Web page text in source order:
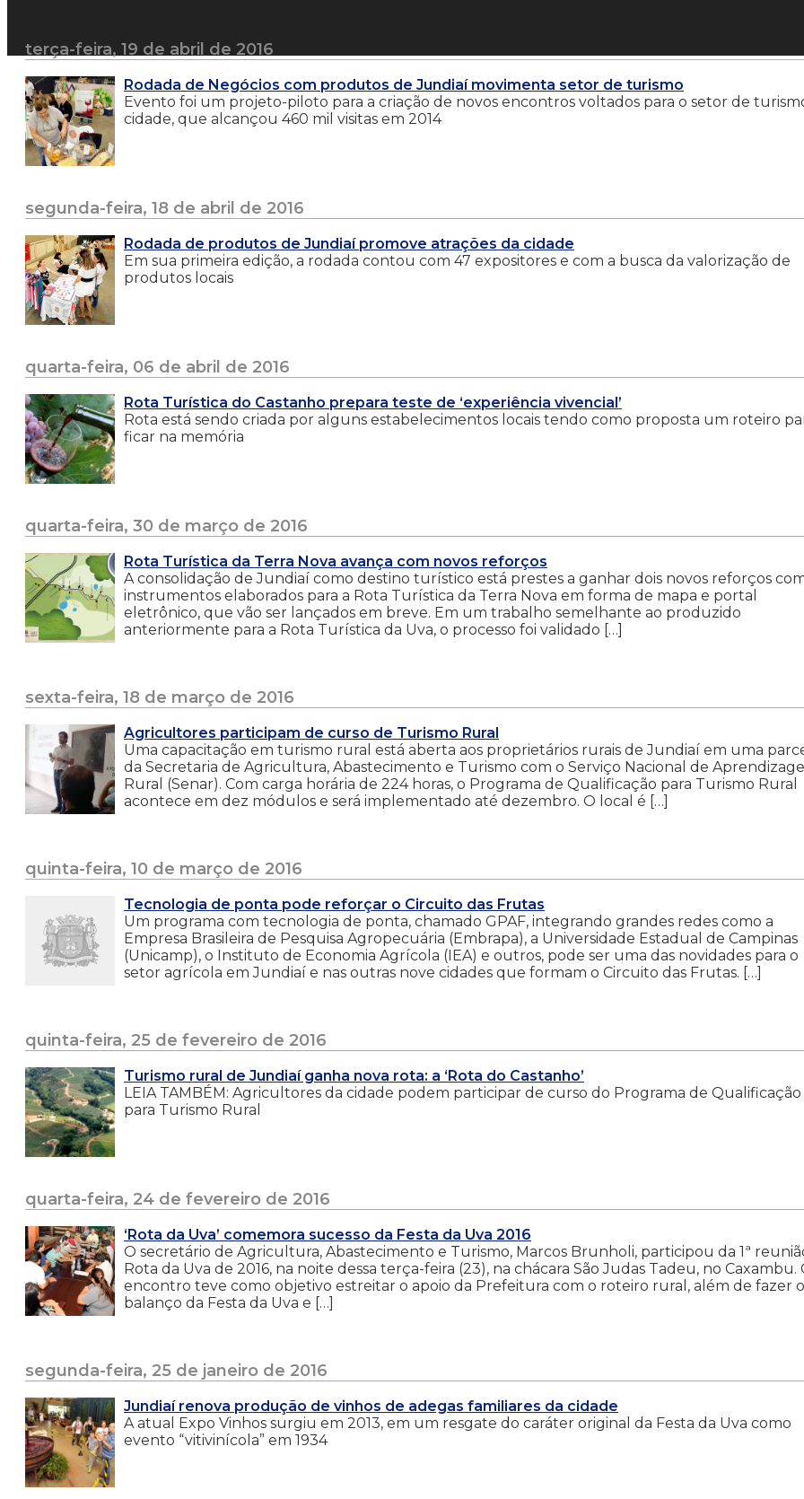
terça-feira, 19 de abril de 2016
Rodada de Negócios com produtos de Jundiaí movimenta setor de turismo
Evento foi um projeto-piloto para a criação de novos encontros voltados para o setor de
cidade, que alcançou 460 mil visitas em 2014
segunda-feira, 18 de abril de 2016
Rodada de produtos de Jundiaí promove atrações da cidade
Em sua primeira edição, a rodada contou com 47 expositores e com a busca da valorização de
produtos locais
quarta-feira, 06 de abril de 2016
Rota Turística do Castanho prepara teste de ‘experiência vivencial’
Rota está sendo criada por alguns estabelecimentos locais tendo como proposta um roteiro
ficar na memória
quarta-feira, 30 de março de 2016
Rota Turística da Terra Nova avança com novos reforços
A consolidação de Jundiaí como destino turístico está prestes a ganhar dois novos reforços
instrumentos elaborados para a Rota Turística da Terra Nova em forma de mapa e portal
eletrônico, que vão ser lançados em breve. Em um trabalho semelhante ao produzido
anteriormente para a Rota Turística da Uva, o processo foi validado […]
sexta-feira, 18 de março de 2016
Agricultores participam de curso de Turismo Rural
Uma capacitação em turismo rural está aberta aos proprietários rurais de Jundiaí em uma
da Secretaria de Agricultura, Abastecimento e Turismo com o Serviço Nacional de
Rural (Senar). Com carga horária de 224 horas, o Programa de Qualificação para Turismo Rural
acontece em dez módulos e será implementado até dezembro. O local é […]
quinta-feira, 10 de março de 2016
Tecnologia de ponta pode reforçar o Circuito das Frutas
Um programa com tecnologia de ponta, chamado GPAF, integrando grandes redes como a
Empresa Brasileira de Pesquisa Agropecuária (Embrapa), a Universidade Estadual de Campinas
(Unicamp), o Instituto de Economia Agrícola (IEA) e outros, pode ser uma das novidades para o
setor agrícola em Jundiaí e nas outras nove cidades que formam o Circuito das Frutas. […]
quinta-feira, 25 de fevereiro de 2016
Turismo rural de Jundiaí ganha nova rota: a ‘Rota do Castanho’
LEIA TAMBÉM: Agricultores da cidade podem participar de curso do Programa de Qualificação
para Turismo Rural
quarta-feira, 24 de fevereiro de 2016
‘Rota da Uva’ comemora sucesso da Festa da Uva 2016
O secretário de Agricultura, Abastecimento e Turismo, Marcos Brunholi, participou da 1ª
Rota da Uva de 2016, na noite dessa terça-feira (23), na chácara São Judas Tadeu, no Caxambu.
encontro teve como objetivo estreitar o apoio da Prefeitura com o roteiro rural, além de fazer o
balanço da Festa da Uva e […]
segunda-feira, 25 de janeiro de 2016
Jundiaí renova produção de vinhos de adegas familiares da cidade
A atual Expo Vinhos surgiu em 2013, em um resgate do caráter original da Festa da Uva como
evento “vitivinícola” em 1934